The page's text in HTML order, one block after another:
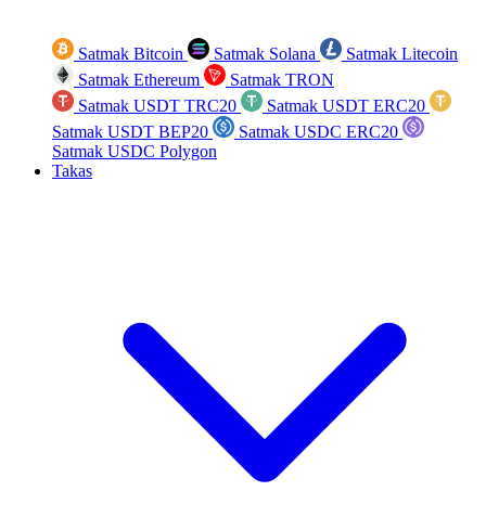
Satmak Bitcoin Satmak Solana
Satmak Litecoin
Satmak Ethereum
Satmak TRON
Satmak USDT TRC20
Satmak USDT ERC20
Satmak USDT BEP20
Satmak USDC ERC20
Satmak USDC Polygon
Takas